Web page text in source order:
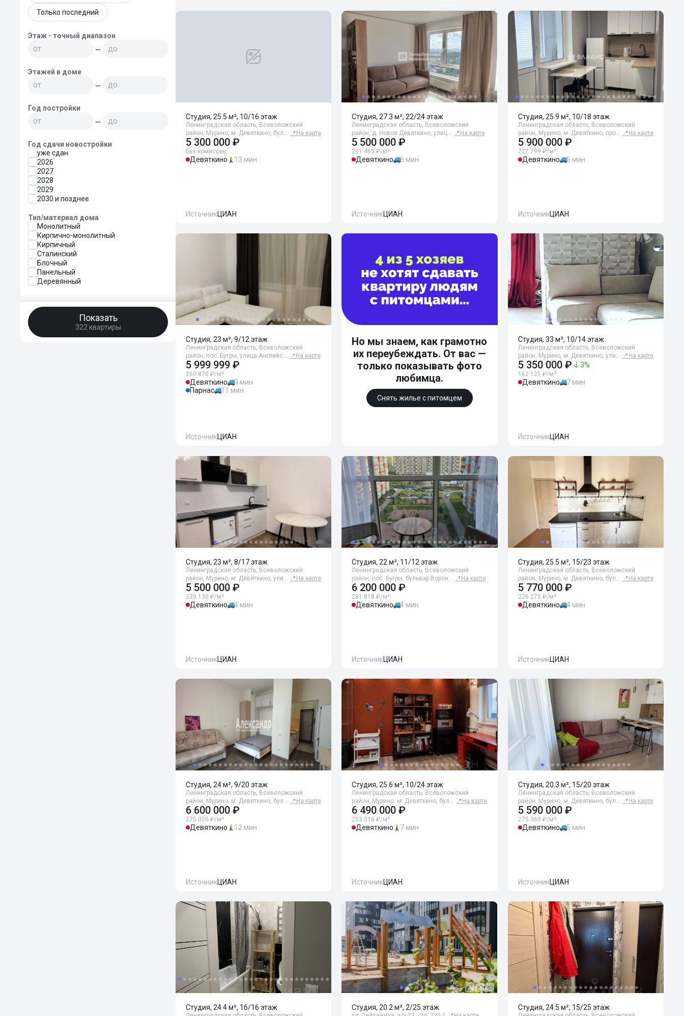
Только последний
Этаж - точный диапазон
—
Этажей в доме
—
Год постройки
—
Год сдачи новостройки
уже сдан
2026
2027
2028
2029
2030 и позднее
Тип/материал дома
Монолитный
Кирпично-монолитный
Кирпичный
Сталинский
Блочный
Панельный
Деревянный
Показать
322 квартиры
Студия, 25.5 м², 10/16 этаж
Ленинградская область, Всеволожский
район, Мурино, м. Девяткино, бул… 📍 На карте
5 300 000 ₽
Без комиссии
Девяткино 13 мин
ИсточникЦИАН
Студия, 27.3 м², 22/24 этаж
Ленинградская область, Всеволожский
район, д. Новое Девяткино, улиц… 📍 На карте
5 500 000 ₽
201 465 ₽/м²
Девяткино 6 мин
ИсточникЦИАН
Студия, 25.9 м², 10/18 этаж
Ленинградская область, Всеволожский
район, Мурино, м. Девяткино, про… 📍 На карте
5 900 000 ₽
227 799 ₽/м²
Девяткино 5 мин
ИсточникЦИАН
Студия, 23 м², 9/12 этаж
Ленинградская область, Всеволожский
район, пос. Бугры, улица Английс… 📍 На карте
5 999 999 ₽
260 870 ₽/м²
Девяткино
9 мин
Парнас
11 мин
ИсточникЦИАН
Но мы знаем, как грамотно
их переубеждать. От вас —
только показывать фото
любимца.
Снять жилье с питомцем
Студия, 33 м², 10/14 этаж
Ленинградская область, Всеволожский
район, Мурино, м. Девяткино, ули… 📍 На карте
5 350 000 ₽ 3%
162 121 ₽/м²
Девяткино 7 мин
ИсточникЦИАН
Студия, 23 м², 8/17 этаж
Ленинградская область, Всеволожский
район, Мурино, м. Девяткино, ули… 📍 На карте
5 500 000 ₽
239 130 ₽/м²
Девяткино 4 мин
ИсточникЦИАН
Студия, 22 м², 11/12 этаж
Ленинградская область, Всеволожский
район, пос. Бугры, бульвар Ворон… 📍 На карте
6 200 000 ₽
281 818 ₽/м²
Девяткино 4 мин
ИсточникЦИАН
Студия, 25.5 м², 15/23 этаж
Ленинградская область, Всеволожский
район, Мурино, м. Девяткино, бул… 📍 На карте
5 770 000 ₽
226 275 ₽/м²
Девяткино 4 мин
ИсточникЦИАН
Студия, 24 м², 9/20 этаж
Ленинградская область, Всеволожский
район, Мурино, м. Девяткино, бул… 📍 На карте
6 600 000 ₽
275 000 ₽/м²
Девяткино 12 мин
ИсточникЦИАН
Студия, 25.6 м², 10/24 этаж
Ленинградская область, Всеволожский
район, Мурино, м. Девяткино, бул… 📍 На карте
6 490 000 ₽
253 516 ₽/м²
Девяткино 7 мин
ИсточникЦИАН
Студия, 20.3 м², 15/20 этаж
Ленинградская область, Всеволожский
район, Мурино, м. Девяткино, бул… 📍 На карте
5 590 000 ₽
275 369 ₽/м²
Девяткино 5 мин
ИсточникЦИАН
Студия, 24.4 м², 16/16 этаж Студия, 20.2 м², 2/25 этаж Студия, 24.5 м², 15/25 этаж